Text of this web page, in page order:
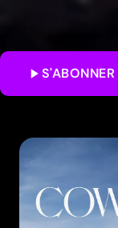
S'ABONNER